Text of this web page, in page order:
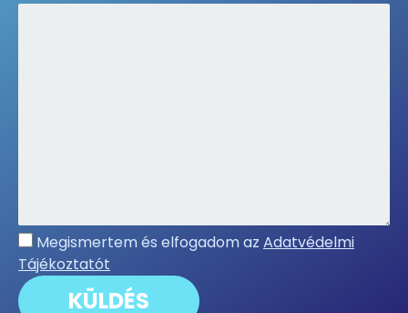
Megismertem és elfogadom az Adatvédelmi
Tájékoztatót